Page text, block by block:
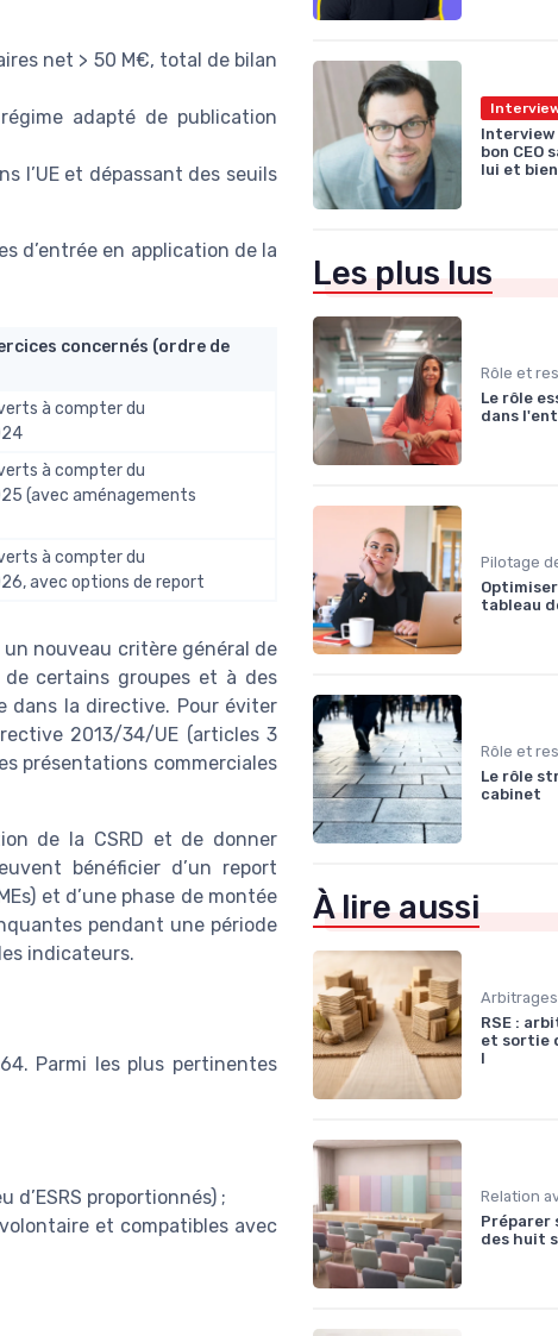
net > 50 M€, total de bilan
adapté de publication
l’UE et dépassant des seuils
d’entrée en application de la
concernés (ordre de
à compter du
à compter du
(avec aménagements
à compter du
avec options de report
nouveau critère général de
certains groupes et à des
dans la directive. Pour éviter
2013/34/UE (articles 3
présentations commerciales
de la CSRD et de donner
bénéficier d’un report
et d’une phase de montée
pendant une période
indicateurs.
Parmi les plus pertinentes
d’ESRS proportionnés) ;
et compatibles avec
Interview
bon CEO
lui et
Les plus lus
Le rôle
dans
tableau
Le rôle
cabinet
À lire aussi
RSE :
et sortie
I
Préparer
des huit